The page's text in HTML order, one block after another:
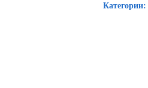
Категории: